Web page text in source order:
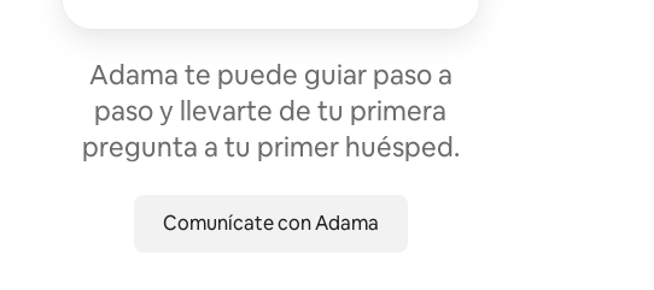
Adama te puede guiar paso a
paso y llevarte de tu primera
pregunta a tu primer huésped.
Comunícate con Adama